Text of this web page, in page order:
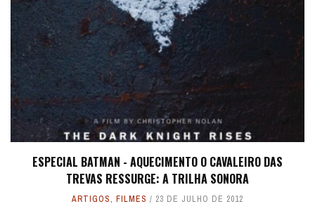
ESPECIAL BATMAN - AQUECIMENTO O CAVALEIRO DAS
TREVAS RESSURGE: A TRILHA SONORA
ARTIGOS, FILMES 23 DE JULHO DE 2012